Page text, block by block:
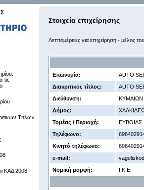
τις
Τίτλων
ΚΑΔ 2008
Στοιχεία επιχείρησης
Λεπτομέρειες για επιχείρηση - μέλος
Επωνυμία:
AUTO
Διακριτικός τίτλος:
AUTO
Διεύθυνση:
ΚΥΜΑΙΩΝ
Δήμος:
Τομέας / Περιοχή:
ΕΥΒΟΙΑΣ
Τηλέφωνο:
Κινητό τηλέφωνο:
e-mail:
Νομική μορφή:
Ι.Κ.Ε.